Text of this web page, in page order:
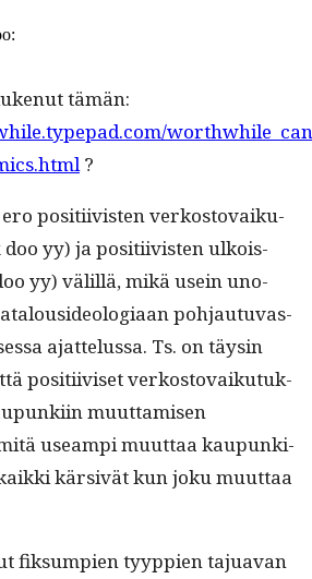
tämän:
?
ero posi­ti­ivis­ten verkos­to­vaiku­
doo yy) ja posi­ti­ivis­ten ulkois­
yy) välil­lä, mikä usein uno­
poh­jau­tu­vas­
ajat­telus­sa. Ts. on täysin
posi­ti­iviset verkos­to­vaiku­tuk­
muut­tamisen
use­ampi muut­taa kaupunki­
kär­sivät kun joku muut­taa
fik­sumpi­en tyyp­pi­en tajua­van